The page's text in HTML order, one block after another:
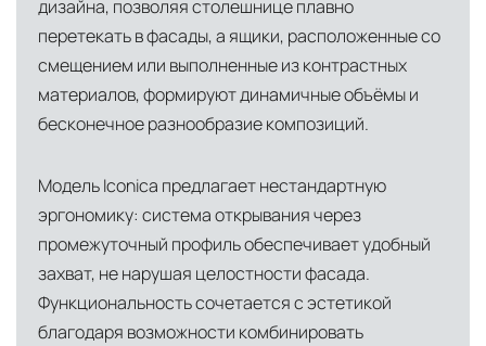
условиях. Наличие собственной
инфраструктуры позволяет сократить сроки
доставки и обеспечить полный контроль над
сохранностью продукции.
центров
Помимо Москвы, мы располагаем
логистическими узлами в ключевых
международных хабах:
Дубай, ОАЭ— региональный центр для
дизайна, позволяя столешнице плавно
перетекать в фасады, а ящики, расположенные со
смещением или выполненные из контрастных
материалов, формируют динамичные объёмы и
бесконечное разнообразие композиций.
Модель Iconica предлагает нестандартную
эргономику: система открывания через
промежуточный профиль обеспечивает удобный
захват, не нарушая целостности фасада.
Функциональность сочетается с эстетикой
благодаря возможности комбинировать